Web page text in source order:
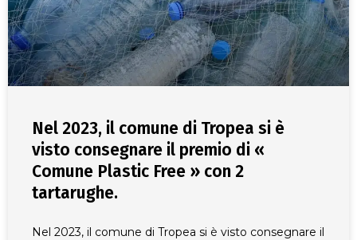
Nel 2023, il comune di Tropea si è
visto consegnare il premio di «
Comune Plastic Free » con 2
tartarughe.
Nel 2023, il comune di Tropea si è visto consegnare il